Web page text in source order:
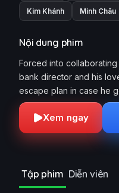
Kim Khánh Minh Châu
Nội dung phim
Forced into
bank director and his
escape plan in case he
Xem ngay
Tập phim Diễn viên